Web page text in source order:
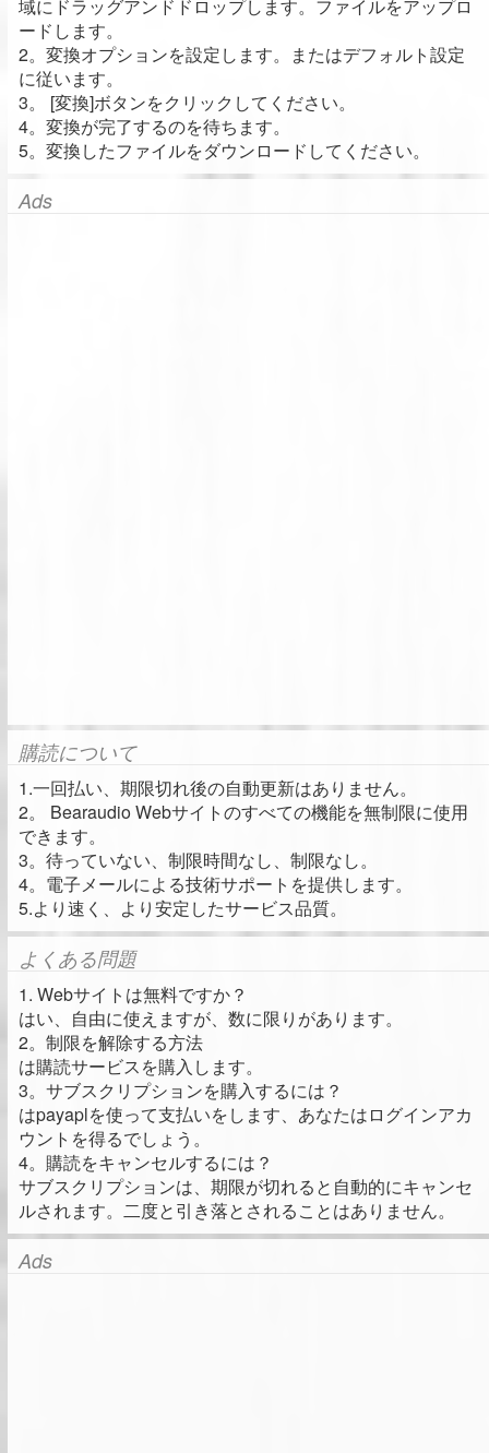
域にドラッグアンドドロップします。ファイルをアップロ
ードします。
2。変換オプションを設定します。またはデフォルト設定
に従います。
3。 [変換]ボタンをクリックしてください。
4。変換が完了するのを待ちます。
5。変換したファイルをダウンロードしてください。
Ads
購読について
1.一回払い、期限切れ後の自動更新はありません。
2。 Bearaudio Webサイトのすべての機能を無制限に使用
できます。
3。待っていない、制限時間なし、制限なし。
4。電子メールによる技術サポートを提供します。
5.より速く、より安定したサービス品質。
よくある問題
1. Webサイトは無料ですか？
はい、自由に使えますが、数に限りがあります。
2。制限を解除する方法
は購読サービスを購入します。
3。サブスクリプションを購入するには？
はpayaplを使って支払いをします、あなたはログインアカ
ウントを得るでしょう。
4。購読をキャンセルするには？
サブスクリプションは、期限が切れると自動的にキャンセ
ルされます。二度と引き落とされることはありません。
Ads